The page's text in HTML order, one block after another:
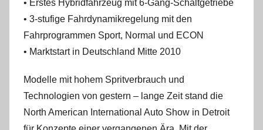
• Erstes Hybridfahrzeug mit 6-Gang-Schaltgetriebe
• 3-stufige Fahrdynamikregelung mit den
Fahrprogrammen Sport, Normal und ECON
• Marktstart in Deutschland Mitte 2010
Modelle mit hohem Spritverbrauch und
Technologien von gestern – lange Zeit stand die
North American International Auto Show in Detroit